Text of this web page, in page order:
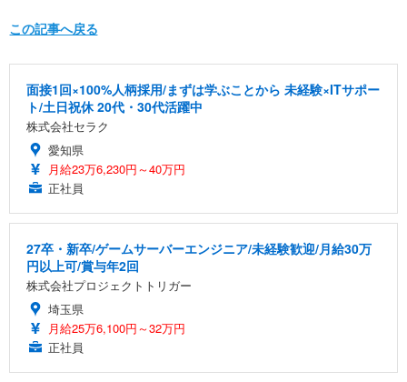
この記事へ戻る
面接1回×100%人柄採用/まずは学ぶことから 未経験×ITサポー
ト/土日祝休 20代・30代活躍中
株式会社セラク
愛知県
月給23万6,230円～40万円
正社員
27卒・新卒/ゲームサーバーエンジニア/未経験歓迎/月給30万
円以上可/賞与年2回
株式会社プロジェクトトリガー
埼玉県
月給25万6,100円～32万円
正社員